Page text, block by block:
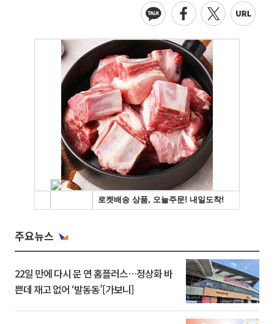
주요뉴스
22일 만에 다시 문 연 홈플러스…정상화 바
쁜데 재고 없어 ‘발동동’[가보니]